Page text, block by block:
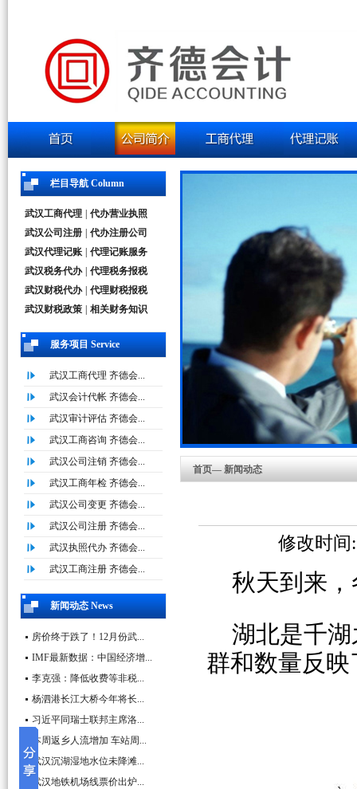
栏目导航 Column
武汉工商代理
代办营业执照
武汉公司注册
代办注册公司
武汉代理记账
代理记账服务
武汉税务代办
代理税务报税
武汉财税代办
代理财税报税
武汉财税政策
相关财务知识
服务项目 Service
武汉工商代理 齐德会...
武汉会计代帐 齐德会...
武汉审计评估 齐德会...
武汉工商咨询 齐德会...
武汉公司注销 齐德会...
武汉工商年检 齐德会...
武汉公司变更 齐德会...
武汉公司注册 齐德会...
武汉执照代办 齐德会...
武汉工商注册 齐德会...
新闻动态 News
房价终于跌了！12月份武...
IMF最新数据：中国经济增...
李克强：降低收费等非税...
杨泗港长江大桥今年将长...
习近平同瑞士联邦主席洛...
本周返乡人流增加 车站周...
武汉沉湖湿地水位未降滩...
武汉地铁机场线票价出炉...
首页— 新闻动态
修改时间
秋天到来
湖北是千
群和数量反